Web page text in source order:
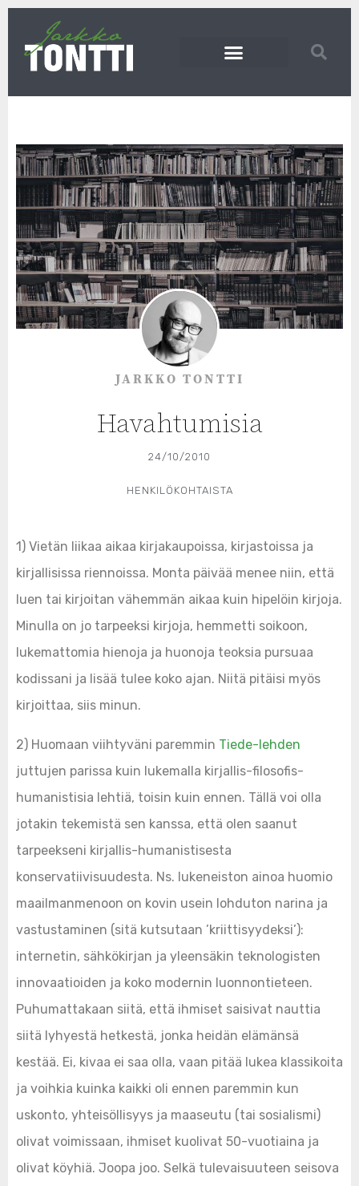
JARKKO TONTTI
Havahtumisia
24/10/2010
HENKILÖKOHTAISTA
1) Vietän liikaa aikaa kirjakaupoissa, kirjastoissa ja
kirjallisissa riennoissa. Monta päivää menee niin, että
luen tai kirjoitan vähemmän aikaa kuin hipelöin kirjoja.
Minulla on jo tarpeeksi kirjoja, hemmetti soikoon,
lukemattomia hienoja ja huonoja teoksia pursuaa
kodissani ja lisää tulee koko ajan. Niitä pitäisi myös
kirjoittaa, siis minun.
2) Huomaan viihtyväni paremmin Tiede-lehden
juttujen parissa kuin lukemalla kirjallis-filosofis-
humanistisia lehtiä, toisin kuin ennen. Tällä voi olla
jotakin tekemistä sen kanssa, että olen saanut
tarpeekseni kirjallis-humanistisesta
konservatiivisuudesta. Ns. lukeneiston ainoa huomio
maailmanmenoon on kovin usein lohduton narina ja
vastustaminen (sitä kutsutaan ’kriittisyydeksi’):
internetin, sähkökirjan ja yleensäkin teknologisten
innovaatioiden ja koko modernin luonnontieteen.
Puhumattakaan siitä, että ihmiset saisivat nauttia
siitä lyhyestä hetkestä, jonka heidän elämänsä
kestää. Ei, kivaa ei saa olla, vaan pitää lukea klassikoita
ja voihkia kuinka kaikki oli ennen paremmin kun
uskonto, yhteisöllisyys ja maaseutu (tai sosialismi)
olivat voimissaan, ihmiset kuolivat 50-vuotiaina ja
olivat köyhiä. Joopa joo. Selkä tulevaisuuteen seisova